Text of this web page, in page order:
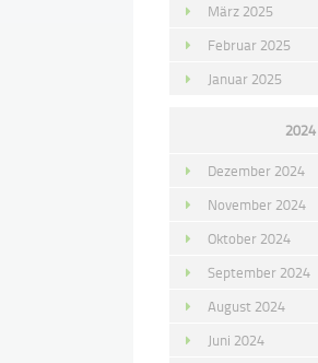
März 2025
Februar 2025
Januar 2025
2024
Dezember 2024
November 2024
Oktober 2024
September 2024
August 2024
Juni 2024